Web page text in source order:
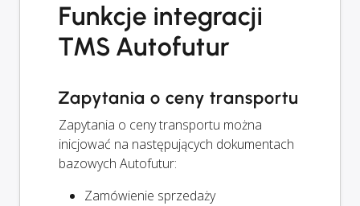
Funkcje integracji
TMS Autofutur
Zapytania o ceny transportu
Zapytania o ceny transportu można
inicjować na następujących dokumentach
bazowych Autofutur:
Zamówienie sprzedaży